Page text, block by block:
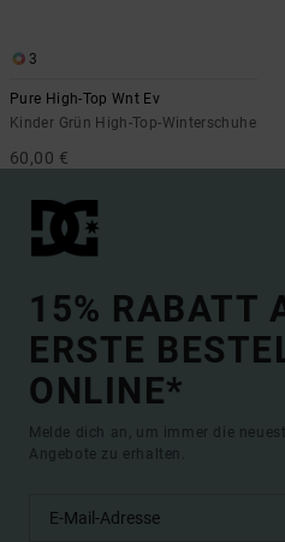
3
Pure High-Top Wnt Ev
Kinder Grün High-Top-Winterschuhe
60,00 €
15% RABATT
ERSTE
ONLINE*
Melde dich an, um immer die
Angebote zu erhalten.